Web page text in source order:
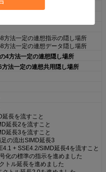
方法一定の連想指示の隠し場所
方法一定の連想データ隠し場所
4方法一定の連想隠し場所
法一定の連想共用隠し場所
延長を流すこと
延長2を流すこと
延長3を流すこと
の流出SIMD延長3
+ SSE4.2/SIMD延長4を流すこと
化の標準の指示を進めました
トル延長を進めました